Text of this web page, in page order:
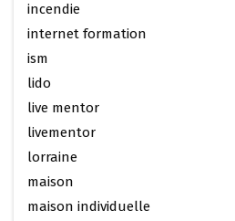
incendie
internet formation
ism
lido
live mentor
livementor
lorraine
maison
maison individuelle